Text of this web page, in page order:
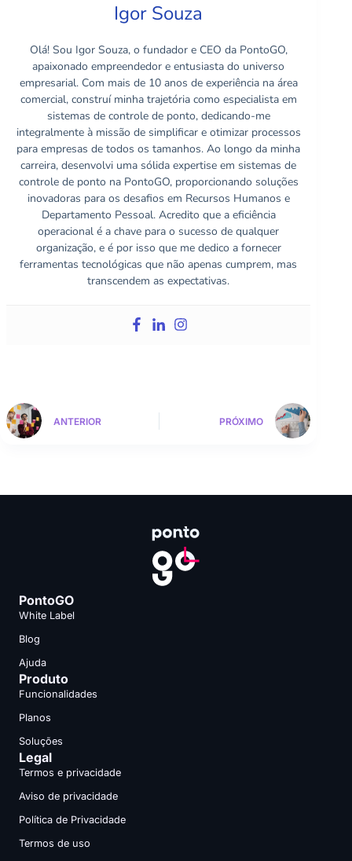
Igor Souza
Olá! Sou Igor Souza, o fundador e CEO da PontoGO,
apaixonado empreendedor e entusiasta do universo
empresarial. Com mais de 10 anos de experiência na área
comercial, construí minha trajetória como especialista em
sistemas de controle de ponto, dedicando-me
integralmente à missão de simplificar e otimizar processos
para empresas de todos os tamanhos. Ao longo da minha
carreira, desenvolvi uma sólida expertise em sistemas de
controle de ponto na PontoGO, proporcionando soluções
inovadoras para os desafios em Recursos Humanos e
Departamento Pessoal. Acredito que a eficiência
operacional é a chave para o sucesso de qualquer
organização, e é por isso que me dedico a fornecer
ferramentas tecnológicas que não apenas cumprem, mas
transcendem as expectativas.
ANTERIOR PRÓXIMO
PontoGO
White Label
Blog
Ajuda
Produto
Funcionalidades
Planos
Soluções
Legal
Termos e privacidade
Aviso de privacidade
Política de Privacidade
Termos de uso